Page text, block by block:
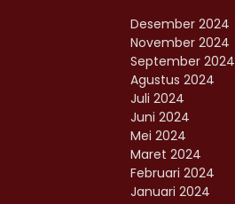
Desember 2024
November 2024
September 2024
Agustus 2024
Juli 2024
Juni 2024
Mei 2024
Maret 2024
Februari 2024
Januari 2024